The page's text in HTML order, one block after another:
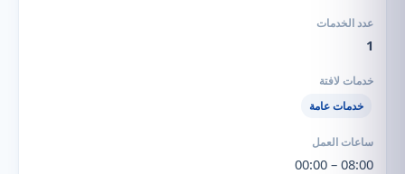
1
خدمات عامة
08:00 – 00:00